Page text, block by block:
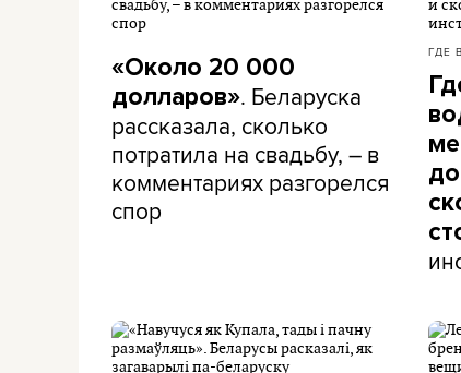
«Около 20 000
долларов». Беларуска
рассказала, сколько
потратила на свадьбу, – в
комментариях разгорелся
спор
ГДЕ